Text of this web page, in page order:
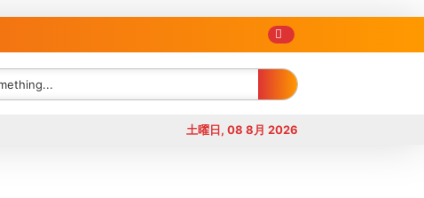
土曜日, 08 8月 2026